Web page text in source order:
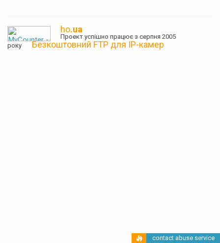
ho.ua
Проект успішно працює з серпня 2005
року Безкоштовний FTP для IP-камер
contact abuse service